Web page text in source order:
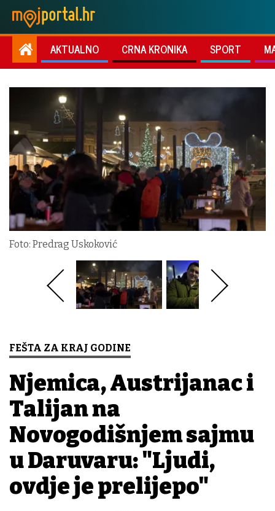
AKTUALNO CRNA KRONIKA SPORT
Foto: Predrag Uskoković
FEŠTA ZA KRAJ GODINE
Njemica, Austrijanac i
Talijan na
Novogodišnjem sajmu
u Daruvaru: "Ljudi,
ovdje je prelijepo"